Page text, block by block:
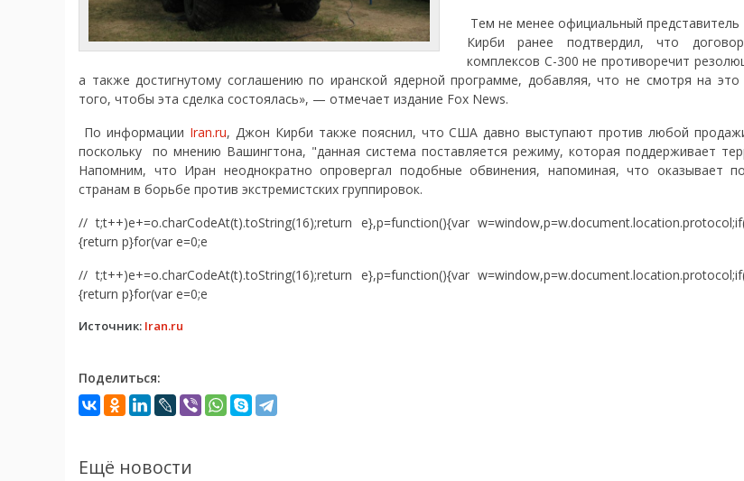
Тем не менее официальный
Кирби ранее подтвердил, что
комплексов С-300 не противоречит
а также достигнутому соглашению по иранской ядерной программе, добавляя, что не смотря на
того, чтобы эта сделка состоялась», — отмечает издание Fox News.
По информации Iran.ru, Джон Кирби также пояснил, что США давно выступают против любой
поскольку по мнению Вашингтона, "данная система поставляется режиму, которая поддерживает
Напомним, что Иран неоднократно опровергал подобные обвинения, напоминая, что оказывает
странам в борьбе против экстремистских группировок.
// t;t++)e+=o.charCodeAt(t).toString(16);return e},p=function(){var
{return p}for(var e=0;e
// t;t++)e+=o.charCodeAt(t).toString(16);return e},p=function(){var
{return p}for(var e=0;e
Источник: Iran.ru
Поделиться:
Ещё новости